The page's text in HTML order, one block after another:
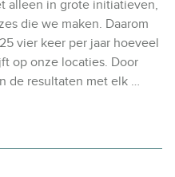
alleen in grote initiatieven,
die we maken. Daarom
vier keer per jaar hoeveel
op onze locaties. Door
de resultaten met elk …